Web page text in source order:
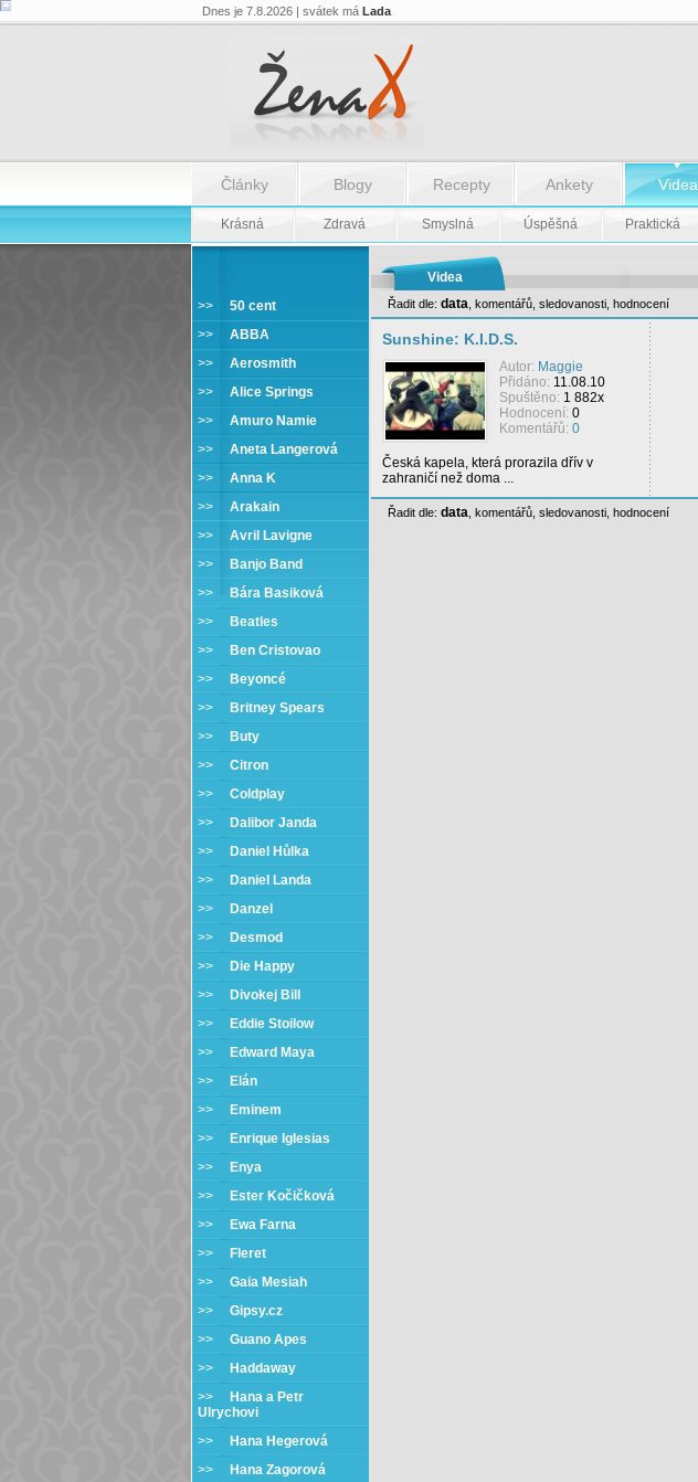
Dnes je 7.8.2026 | svátek má Lada
Články Blogy Recepty Ankety Videa
Krásná Zdravá Smyslná Úspěšná Praktická
>> 50 cent
>> ABBA
>> Aerosmith
>> Alice Springs
>> Amuro Namie
>> Aneta Langerová
>> Anna K
>> Arakain
>> Avril Lavigne
>>
Banjo Band
>>
Bára Basiková
>>
Beatles
>>
Ben Cristovao
>>
Beyoncé
>>
Britney Spears
>>
Buty
>> Citron
>> Coldplay
>>
Dalibor Janda
>>
Daniel Hůlka
>>
Daniel Landa
>>
Danzel
>>
Desmod
>>
Die Happy
>>
Divokej Bill
>>
Eddie Stoilow
>>
Edward Maya
>>
Elán
>>
Eminem
>>
Enrique Iglesias
>>
Enya
>>
Ester Kočičková
>>
Ewa Farna
>>
Fleret
>> Gaia Mesiah
>> Gipsy.cz
>> Guano Apes
>>
Haddaway
>>
Hana a Petr
Ulrychovi
>>
Hana Hegerová
>>
Hana Zagorová
Videa
Sunshine
Řadit dle: data komentářů, sledovanosti, hodnocení
Sunshine: K.I.D.S.
Autor: Maggie
Přidáno: 11.08.10
Spuštěno: 1 882x
Hodnocení: 0
Komentářů: 0
Česká kapela, která prorazila dřív v
zahraničí než doma ...
Řadit dle: data komentářů, sledovanosti, hodnocení